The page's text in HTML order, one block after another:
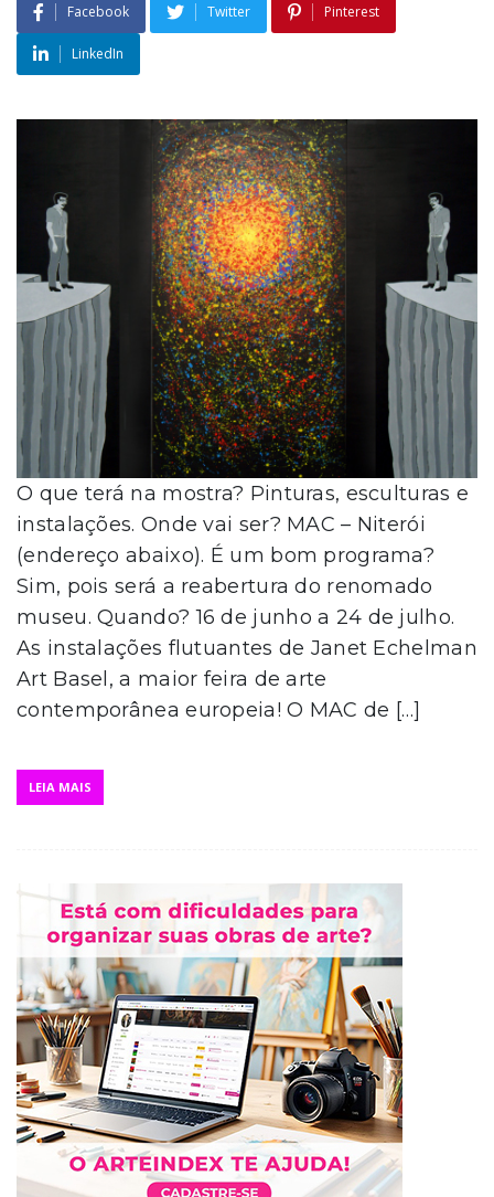
Facebook Twitter Pinterest
LinkedIn
O que terá na mostra? Pinturas, esculturas e
instalações. Onde vai ser? MAC – Niterói
(endereço abaixo). É um bom programa?
Sim, pois será a reabertura do renomado
museu. Quando? 16 de junho a 24 de julho.
As instalações flutuantes de Janet Echelman
Art Basel, a maior feira de arte
contemporânea europeia! O MAC de […]
LEIA MAIS